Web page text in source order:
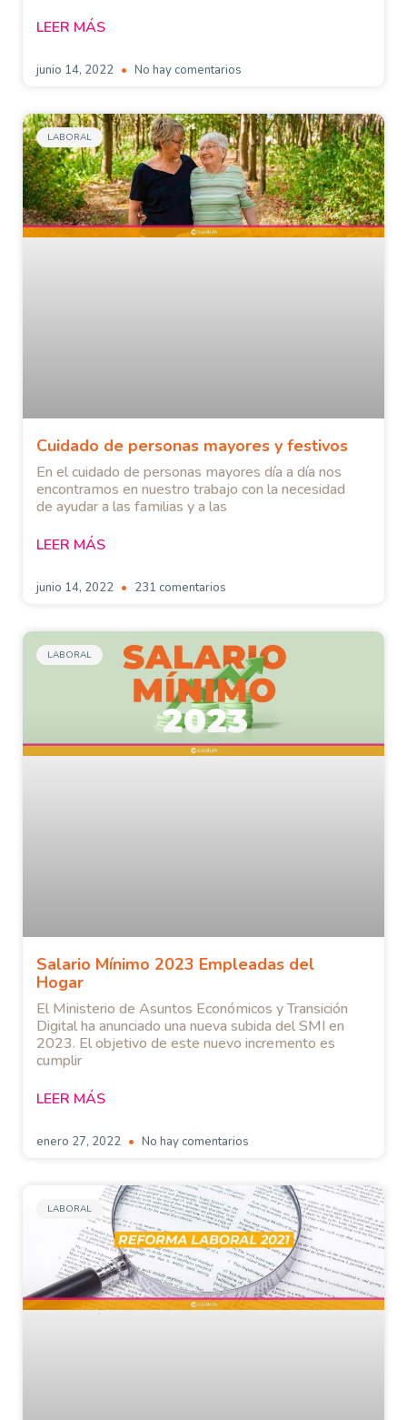
LEER MÁS
junio 14, 2022 No hay comentarios
LABORAL
Cuidado de personas mayores y festivos
En el cuidado de personas mayores día a día nos
encontramos en nuestro trabajo con la necesidad
de ayudar a las familias y a las
LEER MÁS
junio 14, 2022 231 comentarios
LABORAL
Salario Mínimo 2023 Empleadas del
Hogar
El Ministerio de Asuntos Económicos y Transición
Digital ha anunciado una nueva subida del SMI en
2023. El objetivo de este nuevo incremento es
cumplir
LEER MÁS
enero 27, 2022 No hay comentarios
LABORAL